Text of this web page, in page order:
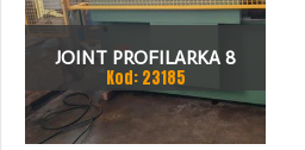
JOINT PROFILARKA 8
STACJI
Kod: 23185